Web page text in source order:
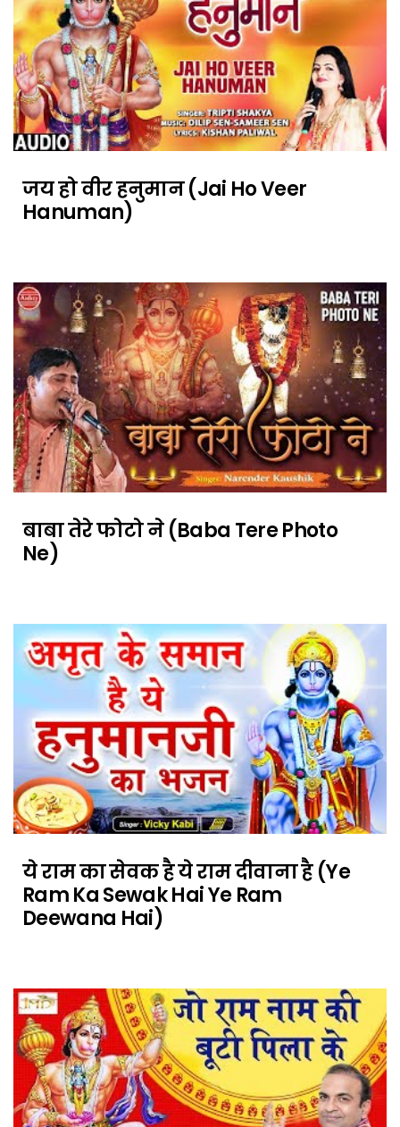
जय हो वीर हनुमान (Jai Ho Veer
Hanuman)
बाबा तेरे फोटो ने (Baba Tere Photo
Ne)
ये राम का सेवक है ये राम दीवाना है (Ye
Ram Ka Sewak Hai Ye Ram
Deewana Hai)